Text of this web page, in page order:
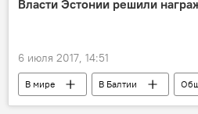
Власти Эстонии решили
6 июля 2017, 14:51
В мире В Балтии
Политика
Эстония